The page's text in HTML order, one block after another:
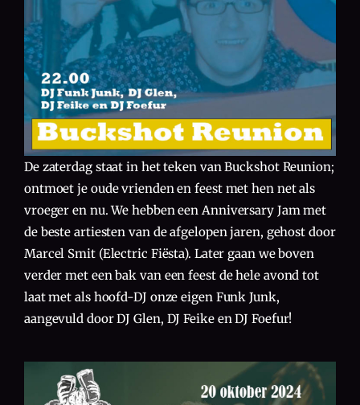
De zaterdag staat in het teken van Buckshot Reunion;
ontmoet je oude vrienden en feest met hen net als
vroeger en nu. We hebben een Anniversary Jam met
de beste artiesten van de afgelopen jaren, gehost door
Marcel Smit (Electric Fiësta). Later gaan we boven
verder met een bak van een feest de hele avond tot
laat met als hoofd-DJ onze eigen Funk Junk,
aangevuld door DJ Glen, DJ Feike en DJ Foefur!